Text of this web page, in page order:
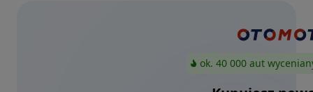
ok. 40 000 aut